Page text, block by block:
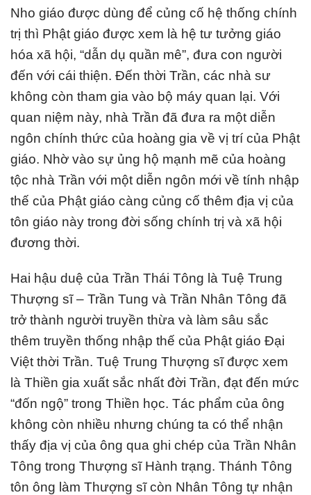
Nho giáo được dùng để củng cố hệ thống chính
trị thì Phật giáo được xem là hệ tư tưởng giáo
hóa xã hội, “dẫn dụ quần mê”, đưa con người
đến với cái thiện. Đến thời Trần, các nhà sư
không còn tham gia vào bộ máy quan lại. Với
quan niệm này, nhà Trần đã đưa ra một diễn
ngôn chính thức của hoàng gia về vị trí của Phật
giáo. Nhờ vào sự ủng hộ mạnh mẽ của hoàng
tộc nhà Trần với một diễn ngôn mới về tính nhập
thế của Phật giáo càng củng cố thêm địa vị của
tôn giáo này trong đời sống chính trị và xã hội
đương thời.
Hai hậu duệ của Trần Thái Tông là Tuệ Trung
Thượng sĩ – Trần Tung và Trần Nhân Tông đã
trở thành người truyền thừa và làm sâu sắc
thêm truyền thống nhập thế của Phật giáo Đại
Việt thời Trần. Tuệ Trung Thượng sĩ được xem
là Thiền gia xuất sắc nhất đời Trần, đạt đến mức
“đốn ngộ” trong Thiền học. Tác phẩm của ông
không còn nhiều nhưng chúng ta có thể nhận
thấy địa vị của ông qua ghi chép của Trần Nhân
Tông trong Thượng sĩ Hành trạng. Thánh Tông
tôn ông làm Thượng sĩ còn Nhân Tông tự nhận